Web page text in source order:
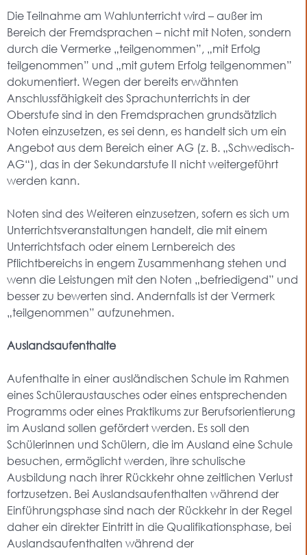
Die Teilnahme am Wahlunterricht wird – außer im
Bereich der Fremdsprachen – nicht mit Noten, sondern
durch die Vermerke „teilgenommen”, „mit Erfolg
teilgenommen” und „mit gutem Erfolg teilgenommen”
dokumentiert. Wegen der bereits erwähnten
Anschlussfähigkeit des Sprachunterrichts in der
Oberstufe sind in den Fremdsprachen grundsätzlich
Noten einzusetzen, es sei denn, es handelt sich um ein
Angebot aus dem Bereich einer AG (z. B. „Schwedisch-
AG“), das in der Sekundarstufe II nicht weitergeführt
werden kann.
Noten sind des Weiteren einzusetzen, sofern es sich um
Unterrichtsveranstaltungen handelt, die mit einem
Unterrichtsfach oder einem Lernbereich des
Pflichtbereichs in engem Zusammenhang stehen und
wenn die Leistungen mit den Noten „befriedigend” und
besser zu bewerten sind. Andernfalls ist der Vermerk
„teilgenommen” aufzunehmen.
Auslandsaufenthalte
Aufenthalte in einer ausländischen Schule im Rahmen
eines Schüleraustausches oder eines entsprechenden
Programms oder eines Praktikums zur Berufsorientierung
im Ausland sollen gefördert werden. Es soll den
Schülerinnen und Schülern, die im Ausland eine Schule
besuchen, ermöglicht werden, ihre schulische
Ausbildung nach ihrer Rückkehr ohne zeitlichen Verlust
fortzusetzen. Bei Auslandsaufenthalten während der
Einführungsphase sind nach der Rückkehr in der Regel
daher ein direkter Eintritt in die Qualifikationsphase, bei
Auslandsaufenthalten während der